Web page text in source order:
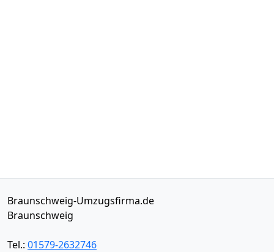
Braunschweig-Umzugsfirma.de
Braunschweig
Tel.: 01579-2632746